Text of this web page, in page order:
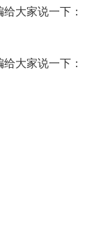
大家说一下：
大家说一下：